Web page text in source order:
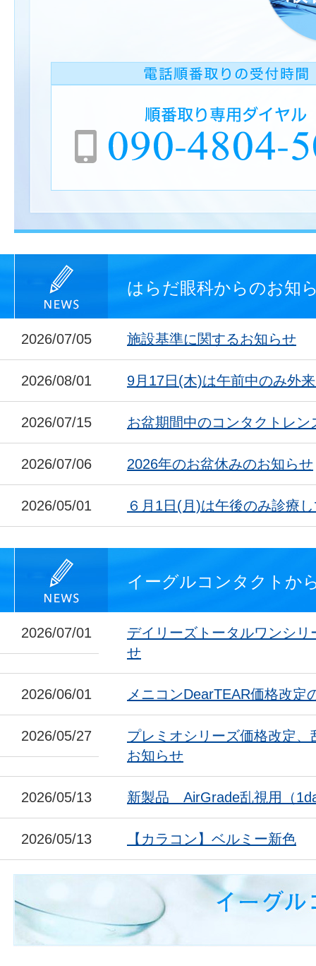
はらだ眼科からのお知
2026/07/05 施設基準に関するお知らせ
2026/08/01 9月17日(木)は午前中のみ外
2026/07/15 お盆期間中のコンタクトレン
2026/07/06 2026年のお盆休みのお知らせ
2026/05/01 ６月1日(月)は午後のみ診療
イーグルコンタクトか
2026/07/01
デイリーズトータルワンシ
せ
2026/06/01 メニコンDearTEAR価格改定
2026/05/27
プレミオシリーズ価格改定
お知らせ
2026/05/13 新製品 AirGrade乱視用（
2026/05/13 【カラコン】ベルミー新色